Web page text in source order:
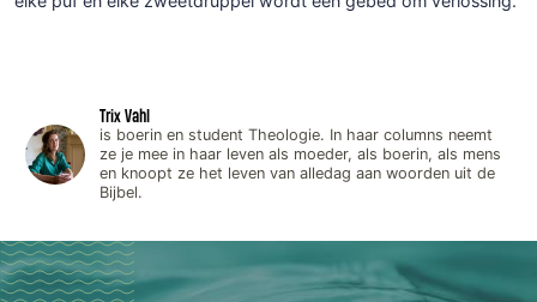
Trix Vahl
is boerin en student Theologie. In haar columns neemt
ze je mee in haar leven als moeder, als boerin, als mens
en knoopt ze het leven van alledag aan woorden uit de
Bijbel.